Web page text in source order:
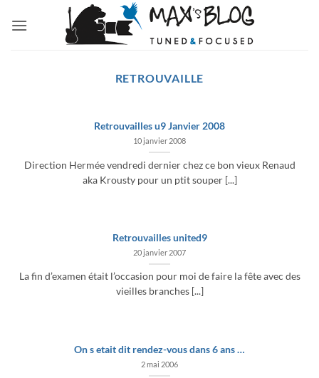
RETROUVAILLE
Retrouvailles u9 Janvier 2008
10 janvier 2008
Direction Hermée vendredi dernier chez ce bon vieux Renaud
aka Krousty pour un ptit souper [...]
Retrouvailles united9
20 janvier 2007
La fin d’examen était l’occasion pour moi de faire la fête avec des
vieilles branches [...]
On s etait dit rendez-vous dans 6 ans …
2 mai 2006